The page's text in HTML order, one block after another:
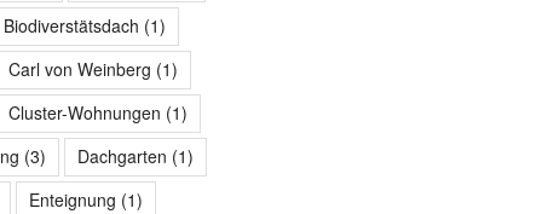
Biodiverstätsdach (1)
Carl von Weinberg (1)
Cluster-Wohnungen (1)
(3) Dachgarten (1)
Enteignung (1)